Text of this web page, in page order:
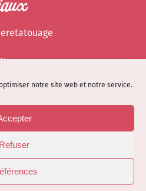
notre site web et notre service.
Refuser
Dénode- Illustrations par
réservés